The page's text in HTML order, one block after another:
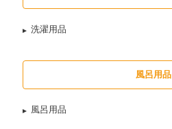
洗濯用品
風呂用品
風呂用品